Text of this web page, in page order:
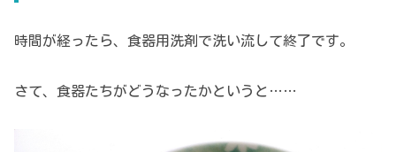
時間が経ったら、食器用洗剤で洗い流して終了です。
さて、食器たちがどうなったかというと……